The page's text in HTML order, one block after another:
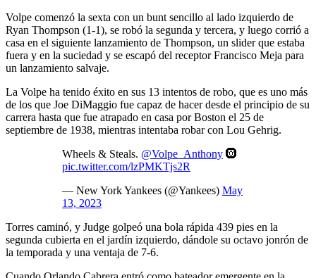
Volpe comenzó la sexta con un bunt sencillo al lado izquierdo de
Ryan Thompson (1-1), se robó la segunda y tercera, y luego corrió a
casa en el siguiente lanzamiento de Thompson, un slider que estaba
fuera y en la suciedad y se escapó del receptor Francisco Meja para
un lanzamiento salvaje.
La Volpe ha tenido éxito en sus 13 intentos de robo, que es uno más
de los que Joe DiMaggio fue capaz de hacer desde el principio de su
carrera hasta que fue atrapado en casa por Boston el 25 de
septiembre de 1938, mientras intentaba robar con Lou Gehrig.
Wheels & Steals. @Volpe_Anthony 🛞
pic.twitter.com/lzPMKTjs2R
— New York Yankees (@Yankees) May
13, 2023
Torres caminó, y Judge golpeó una bola rápida 439 pies en la
segunda cubierta en el jardín izquierdo, dándole su octavo jonrón de
la temporada y una ventaja de 7-6.